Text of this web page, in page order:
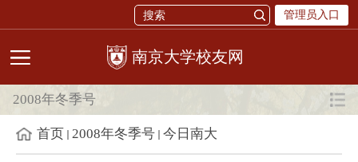
管理员入口
校友网
2008年冬季号
首页 2008年冬季号 今日南大